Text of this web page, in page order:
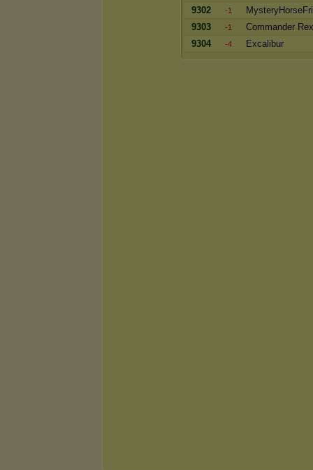
9302
-1
9303
-1
Commander Rex
9304
-4 Excalibur